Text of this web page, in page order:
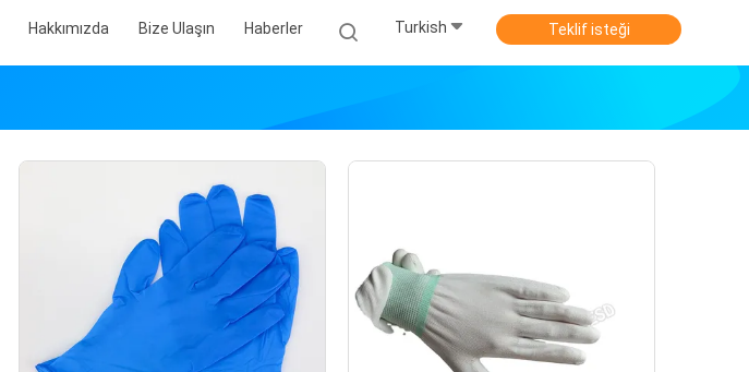
Hakkımızda Bize Ulaşın Haberler Turkish Teklif isteği